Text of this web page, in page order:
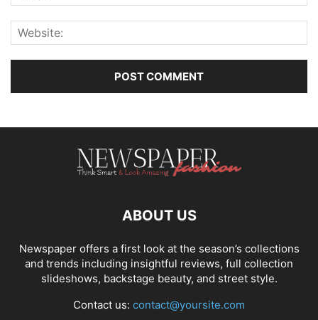
ABOUT US
Newspaper offers a first look at the season’s collections
and trends including insightful reviews, full collection
slideshows, backstage beauty, and street style.
Contact us: contact@yoursite.com